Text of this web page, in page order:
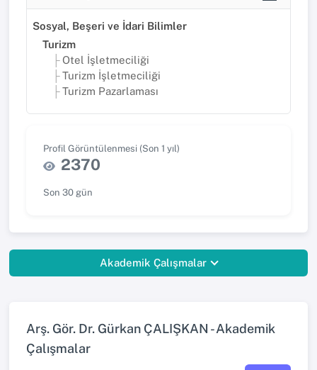
Sosyal, Beşeri ve İdari Bilimler
Turizm
Otel İşletmeciliği
Turizm İşletmeciliği
Turizm Pazarlaması
Profil Görüntülenmesi (Son 1 yıl)
2370
Son 30 gün
Akademik Çalışmalar
Arş. Gör. Dr. Gürkan ÇALIŞKAN - Akademik
Çalışmalar